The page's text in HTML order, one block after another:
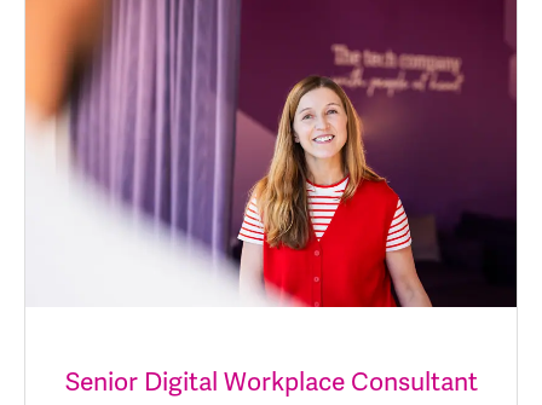
Senior Digital Workplace Consultant